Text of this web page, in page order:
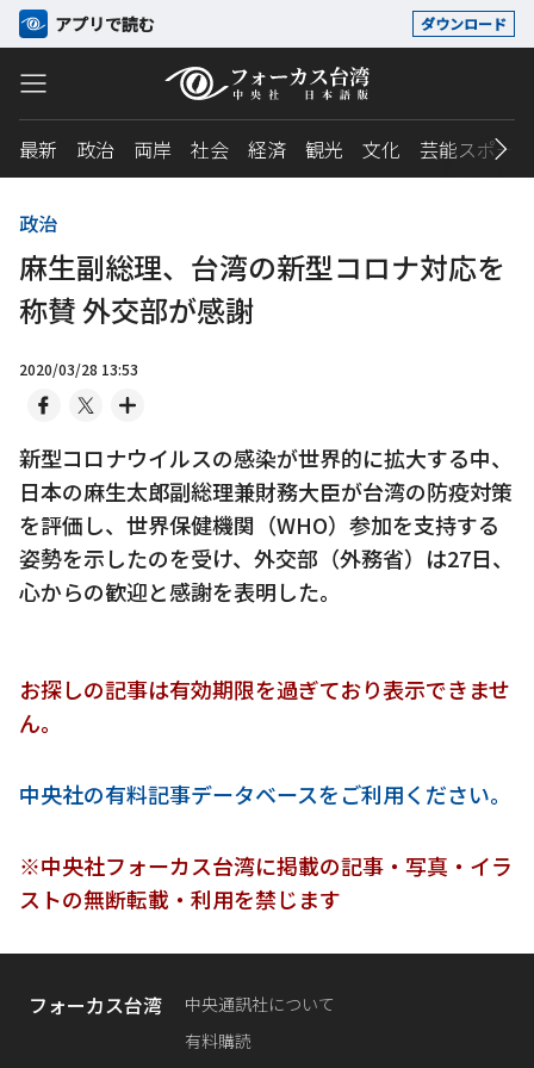
アプリで読む ダウンロード
最新 政治 両岸 社会 経済 観光 文化 芸能スポーツ
政治
麻生副総理、台湾の新型コロナ対応を
称賛 外交部が感謝
2020/03/28 13:53
新型コロナウイルスの感染が世界的に拡大する中、
日本の麻生太郎副総理兼財務大臣が台湾の防疫対策
を評価し、世界保健機関（WHO）参加を支持する
姿勢を示したのを受け、外交部（外務省）は27日、
心からの歓迎と感謝を表明した。
お探しの記事は有効期限を過ぎており表示できませ
ん。
中央社の有料記事データベースをご利用ください。
※中央社フォーカス台湾に掲載の記事・写真・イラ
ストの無断転載・利用を禁じます
フォーカス台湾
中央通訊社について
有料購読